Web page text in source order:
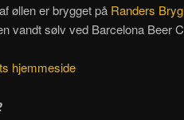
øllen er brygget på Randers
vandt sølv ved Barcelona Beer
hjemmeside